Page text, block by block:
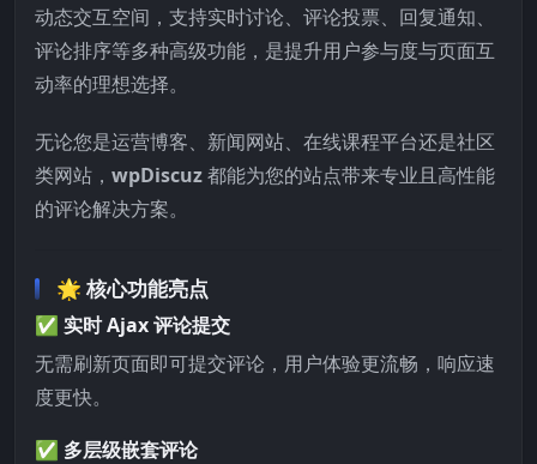
动态交互空间，支持实时讨论、评论投票、回复通知、
评论排序等多种高级功能，是提升用户参与度与页面互
动率的理想选择。
无论您是运营博客、新闻网站、在线课程平台还是社区
类网站， wpDiscuz都能为您的站点带来专业且高性能
的评论解决方案。
🌟 核心功能亮点
✅ 实时 Ajax 评论提交
无需刷新页面即可提交评论，用户体验更流畅，响应速
度更快。
✅ 多层级嵌套评论